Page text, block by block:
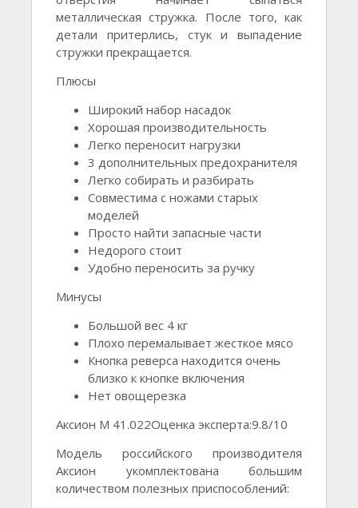
металлическая стружка. После того, как
детали притерлись, стук и выпадение
стружки прекращается.
Плюсы
Широкий набор насадок
Хорошая производительность
Легко переносит нагрузки
3 дополнительных предохранителя
Легко собирать и разбирать
Совместима с ножами старых
моделей
Просто найти запасные части
Недорого стоит
Удобно переносить за ручку
Минусы
Большой вес 4 кг
Плохо перемалывает жесткое мясо
Кнопка реверса находится очень
близко к кнопке включения
Нет овощерезка
Аксион М 41.022Оценка эксперта:9.8/10
Модель российского производителя
Аксион укомплектована большим
количеством полезных приспособлений: